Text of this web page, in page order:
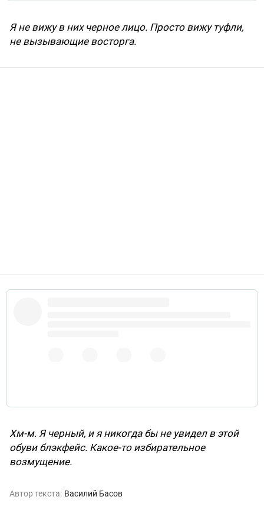
Я не вижу в них черное лицо. Просто вижу туфли,
не вызывающие восторга.
Umm... I’m black and I never would have thought
Хм-м. Я черный, и я никогда бы не увидел в этой
обуви блэкфейс. Какое-то избирательное
возмущение.
Автор текста: Василий Басов